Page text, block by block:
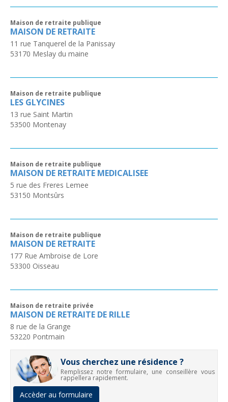
Maison de retraite publique
MAISON DE RETRAITE
11 rue Tanquerel de la Panissay
53170 Meslay du maine
Maison de retraite publique
LES GLYCINES
13 rue Saint Martin
53500 Montenay
Maison de retraite publique
MAISON DE RETRAITE MEDICALISEE
5 rue des Freres Lemee
53150 Montsûrs
Maison de retraite publique
MAISON DE RETRAITE
177 Rue Ambroise de Lore
53300 Oisseau
Maison de retraite privée
MAISON DE RETRAITE DE RILLE
8 rue de la Grange
53220 Pontmain
Vous cherchez une résidence ?
Remplissez notre formulaire, une conseillère vous
rappellera rapidement.
Accèder au formulaire